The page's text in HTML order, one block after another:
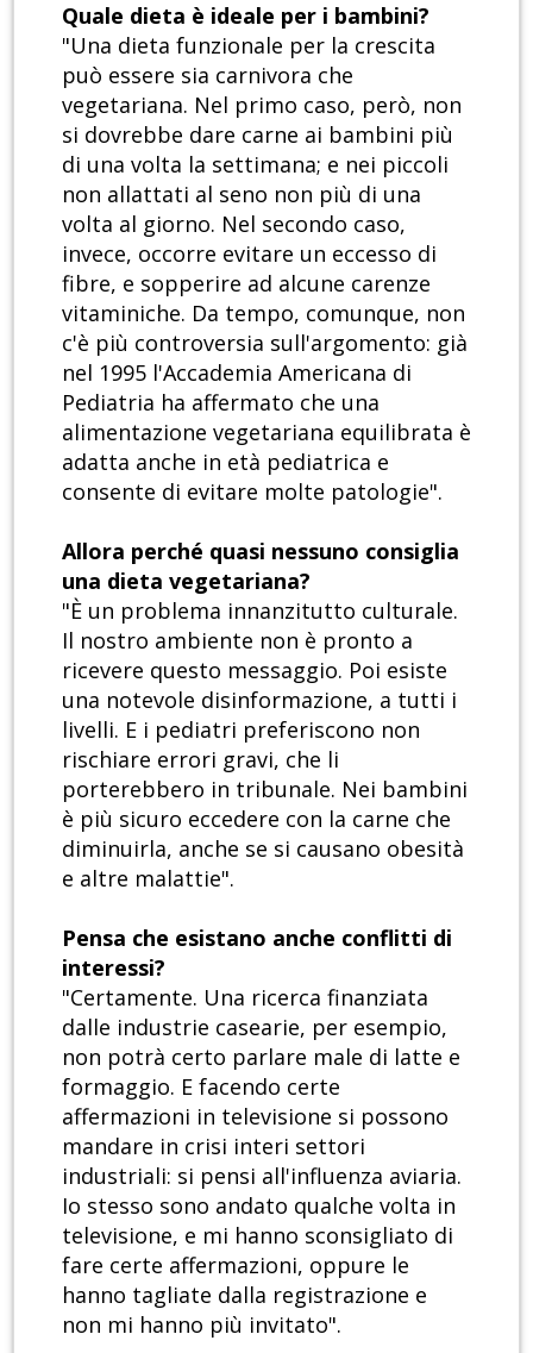
Quale dieta è ideale per i bambini?
"Una dieta funzionale per la crescita
può essere sia carnivora che
vegetariana. Nel primo caso, però, non
si dovrebbe dare carne ai bambini più
di una volta la settimana; e nei piccoli
non allattati al seno non più di una
volta al giorno. Nel secondo caso,
invece, occorre evitare un eccesso di
fibre, e sopperire ad alcune carenze
vitaminiche. Da tempo, comunque, non
c'è più controversia sull'argomento: già
nel 1995 l'Accademia Americana di
Pediatria ha affermato che una
alimentazione vegetariana equilibrata è
adatta anche in età pediatrica e
consente di evitare molte patologie".
Allora perché quasi nessuno consiglia
una dieta vegetariana?
"È un problema innanzitutto culturale.
Il nostro ambiente non è pronto a
ricevere questo messaggio. Poi esiste
una notevole disinformazione, a tutti i
livelli. E i pediatri preferiscono non
rischiare errori gravi, che li
porterebbero in tribunale. Nei bambini
è più sicuro eccedere con la carne che
diminuirla, anche se si causano obesità
e altre malattie".
Pensa che esistano anche conflitti di
interessi?
"Certamente. Una ricerca finanziata
dalle industrie casearie, per esempio,
non potrà certo parlare male di latte e
formaggio. E facendo certe
affermazioni in televisione si possono
mandare in crisi interi settori
industriali: si pensi all'influenza aviaria.
Io stesso sono andato qualche volta in
televisione, e mi hanno sconsigliato di
fare certe affermazioni, oppure le
hanno tagliate dalla registrazione e
non mi hanno più invitato".